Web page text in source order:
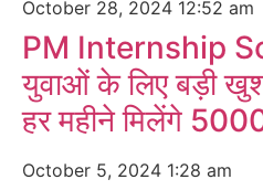
October 28, 2024 12:52 am
PM Internship
युवाओं के लिए बड़ी
हर महीने मिलेंगे
October 5, 2024 1:28 am